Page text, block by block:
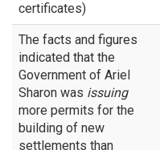
certificates)
The facts and figures
indicated that the
Government of Ariel
Sharon was issuing
more permits for the
building of new
settlements than